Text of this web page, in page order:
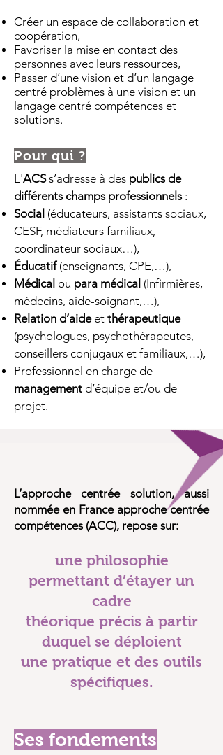
Créer un espace de collaboration et
coopération,
Favoriser la mise en contact des
personnes avec leurs ressources,
Passer d’une vision et d’un langage
centré problèmes à une vision et un
langage centré compétences et
solutions.
Pour qui ?
L'ACS s’adresse à des publics de
différents champs professionnels:
Social (éducateurs, assistants sociaux,
CESF, médiateurs familiaux,
coordinateur sociaux…),
Éducatif (enseignants, CPE,…),
Médical ou para médical (Infirmières,
médecins, aide-soignant,…),
Relation d’aideet thérapeutique
(psychologues, psychothérapeutes,
conseillers conjugaux et familiaux,…),
Professionnel en charge de
management d’équipe et/ou de
projet.
L’approche centrée solution, aussi
nommée en France approche centrée
compétences (ACC), repose sur:
une philosophie
permettant d’étayer un
cadre
théorique précis à partir
duquel se déploient
une pratique et des outils
spécifiques.
Ses fondements